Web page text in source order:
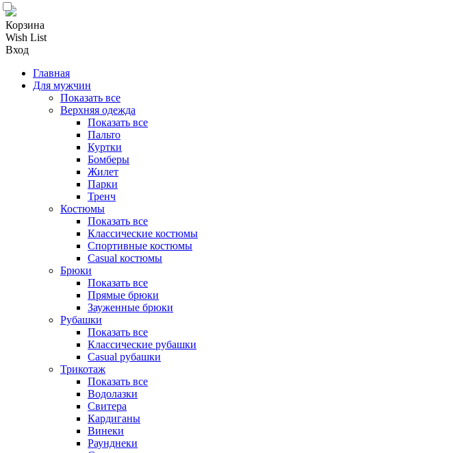
Корзина
Wish List
Вход
Главная
Для мужчин
Показать все
Верхняя одежда
Показать все
Пальто
Куртки
Бомберы
Жилет
Парки
Тренч
Костюмы
Показать все
Классические костюмы
Спортивные костюмы
Casual костюмы
Брюки
Показать все
Прямые брюки
Зауженные брюки
Рубашки
Показать все
Классические рубашки
Casual рубашки
Трикотаж
Показать все
Водолазки
Свитера
Кардиганы
Винеки
Раунднеки